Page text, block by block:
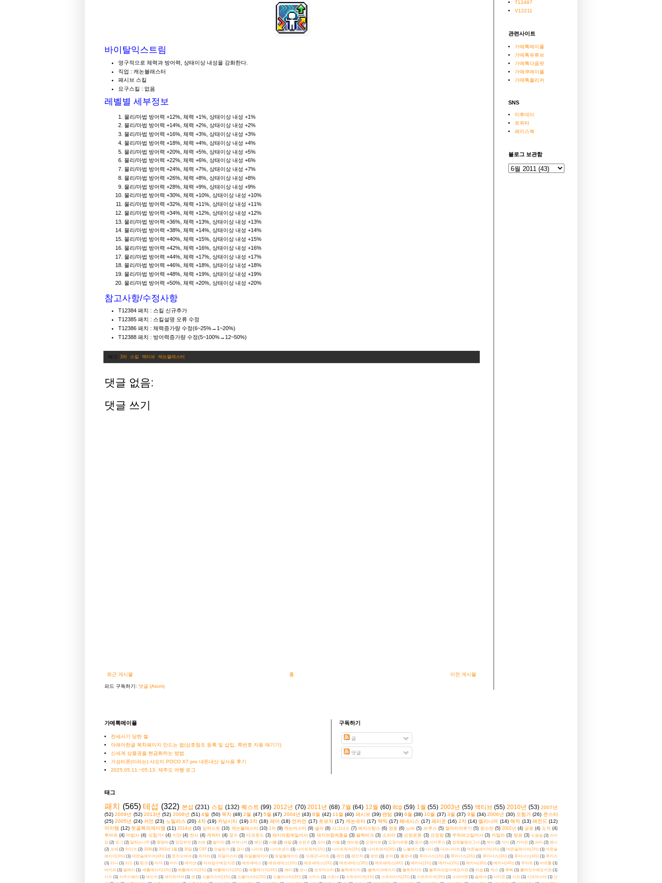
바이탈익스트림
영구적으로 체력과 방어력, 상태이상 내성을 강화한다.
직업 : 캐논블래스터
패시브 스킬
요구스킬 : 없음
레벨별 세부정보
물리/마법 방어력 +12%, 체력 +1%, 상태이상 내성 +1%
물리/마법 방어력 +14%, 체력 +2%, 상태이상 내성 +2%
물리/마법 방어력 +16%, 체력 +3%, 상태이상 내성 +3%
물리/마법 방어력 +18%, 체력 +4%, 상태이상 내성 +4%
물리/마법 방어력 +20%, 체력 +5%, 상태이상 내성 +5%
물리/마법 방어력 +22%, 체력 +6%, 상태이상 내성 +6%
물리/마법 방어력 +24%, 체력 +7%, 상태이상 내성 +7%
물리/마법 방어력 +26%, 체력 +8%, 상태이상 내성 +8%
물리/마법 방어력 +28%, 체력 +9%, 상태이상 내성 +9%
물리/마법 방어력 +30%, 체력 +10%, 상태이상 내성 +10%
물리/마법 방어력 +32%, 체력 +11%, 상태이상 내성 +11%
물리/마법 방어력 +34%, 체력 +12%, 상태이상 내성 +12%
물리/마법 방어력 +36%, 체력 +13%, 상태이상 내성 +13%
물리/마법 방어력 +38%, 체력 +14%, 상태이상 내성 +14%
물리/마법 방어력 +40%, 체력 +15%, 상태이상 내성 +15%
물리/마법 방어력 +42%, 체력 +16%, 상태이상 내성 +16%
물리/마법 방어력 +44%, 체력 +17%, 상태이상 내성 +17%
물리/마법 방어력 +46%, 체력 +18%, 상태이상 내성 +18%
물리/마법 방어력 +48%, 체력 +19%, 상태이상 내성 +19%
물리/마법 방어력 +50%, 체력 +20%, 상태이상 내성 +20%
참고사항/수정사항
T12384 패치 : 스킬 신규추가
T12385 패치 : 스킬설명 오류 수정
T12386 패치 : 체력증가량 수정(6~25%→1~20%)
T12388 패치 : 방어력증가량 수정(5~100%→12~50%)
태그: 3차 스킬 액티브 캐논블래스터
댓글 없음:
댓글 쓰기
최근 게시물 이전 게시물
홈
피드 구독하기: 댓글 (Atom)
T12497
V12211
관련사이트
가메톡메이플
가메톡유튜브
가메톡다음팟
가메쿠메이플
가메톡플리커
SNS
미투데이
트위터
페이스북
블로그 보관함
가메톡메이플
전세사기 당한 썰
아래아한글 목차페이지 만드는 법(상호참조 등록 및 삽입, 쪽번호 자동 매기기)
신세계 상품권을 현금화하는 방법
가성비폰(이라는) 샤오미 POCO X7 pro 내돈내산 실사용 후기
2025.05.11.~05.13. 제주도 여행 로그
구독하기
글
댓글
태그
패치 (565) 테섭 (322) 본섭 (231) 스킬 (132) 퀘스트 (99) 2012년 (70) 2011년 (68) 7월 (64) 12월 (60) itcg (59) 1월 (55) 2003년 (55) 액티브 (55) 2010년 (53) 2007년
(52) 2009년 (52) 2013년 (52) 2008년 (51) 4월 (50) 목차 (48) 2월 (47) 5월 (47) 2004년 (43) 8월 (42) 11월 (40) 패시브 (39) 팬텀 (39) 6월 (38) 10월 (37) 3월 (37) 9월 (34) 2006년 (30) 모험가 (26) 몬스터
(25) 2005년 (24) 커먼 (23) 노틸러스 (20) 4차 (19) 커닝시티 (19) 3차 (18) 레어 (18) 언커먼 (17) 초보자 (17) 캐논슈터 (17) 택틱 (17) 헤네시스 (17) 페리온 (16) 2차 (14) 엘리니아 (14) 해적 (13) 레전드 (12)
아이템 (12) 뒷골목의제이엠 (11) 2014년 (10) 암허스트 (10) 캐논블래스터 (10) 1차 (9) 캐논마스터 (9) 넬라 (8) 시그너스 (7) 레지스탕스 (6) 영웅 (6) 노바 (5) 브루스 (5) 열마리의부기 (5) 윈스턴 (5) 2002년 (4) 공용 (4) 도적 (4)
루바르 (4) 마법사 (4) 모험가+ (4) 이얀 (4) 전사 (4) 캐릭터 (4) 궁수 (3) 다크로드 (3) 돼지와함께일어서 (3) 돼지와함께춤을 (3) 블랙바크 (3) 소피아 (3) 요정로웬 (3) 요정윙 (3) 주먹펴고일어서 (3) 카밀라 (3) 탕윤 (3) 도움말 (2) 라이
딩 (2) 로그 (2) 말하는나무 (2) 몽땅따 (2) 밍밍부인 (2) 바트 (2) 발키리 (2) 버커니어 (2) 베인 (2) 샤를 (2) 세릴 (2) 슈린츠 (2) 슈미 (2) 아벨 (2) 에뜨랑 (2) 요정마르 (2) 요정아르웬 (2) 웅이 (2) 이카루스 (2) 정체불명의그녀 (2) 제이 (2) 지미 (2) 카이린 (2) 파티 (2) 펜시
(2) 포쉐 (2) 하인즈 (2) 2008 (1) 2013년 1월 (1) 20일 (1) CBT (1) 건슬링거 (1) 검사 (1) 나이트 (1) 나이트로드 (1) 나이트워커(1차) (1) 나이트워커(2차) (1) 나이트워커(3차) (1) 노블레스 (1) 다나 (1) 다크나이트 (1) 데몬슬레이어(1차) (1) 데몬슬레이어(2차) (1) 데몬슬
레이어(3차) (1) 데몬슬레이어(4차) (1) 돈지오바네 (1) 듀어러 (1) 듀얼마스터 (1) 듀얼블레이더 (1) 듀얼블레이드 (1) 드래곤나이트 (1) 레인 (1) 레인저 (1) 로빈 (1) 로저 (1) 롤로네 (1) 루미너스(1차) (1) 루미너스(2차) (1) 루미너스(3차) (1) 루미너스(4차) (1) 루카스
(1) 리나 (1) 리드 (1) 링크 (1) 마야 (1) 마이 (1) 매지션 (1) 머쉬맘수배표지판 (1) 메르세데스 (1) 메르세데스(1차) (1) 메르세데스(2차) (1) 메르세데스(3차) (1) 메르세데스(4차) (1) 메카닉(1차) (1) 메카닉(2차) (1) 메카닉(3차) (1) 메카닉(4차) (1) 무라트 (1) 바르톨 (1)
바이퍼 (1) 발레리 (1) 배틀메이지(1차) (1) 배틀메이지(2차) (1) 배틀메이지(3차) (1) 배틀메이지(4차) (1) 베티 (1) 보니 (1) 보우마스터 (1) 불독메이지 (1) 불독아크메이지 (1) 불독위자드 (1) 블루머쉬맘수배표지판 (1) 비숍 (1) 빅스 (1) 뿌빠 (1) 뿔버섯수배표지판 (1)
사수 (1) 사우스페리 (1) 섀도어 (1) 세미듀어러 (1) 센 (1) 소울마스터(1차) (1) 소울마스터(2차) (1) 소울마스터(3차) (1) 스미스 (1) 스토너 (1) 스트라이커(1차) (1) 스트라이커(2차) (1) 스트라이커(3차) (1) 스피어맨 (1) 슬래셔 (1) 시티즌 (1) 시프 (1) 시프마스터 (1) 신